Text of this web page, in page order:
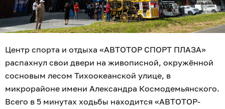
Центр спорта и отдыха «АВТОТОР СПОРТ ПЛАЗА»
распахнул свои двери на живописной, окружённой
сосновым лесом Тихоокеанской улице, в
микрорайоне имени Александра Космодемьянского.
Всего в 5 минутах ходьбы находится «АВТОТОР-